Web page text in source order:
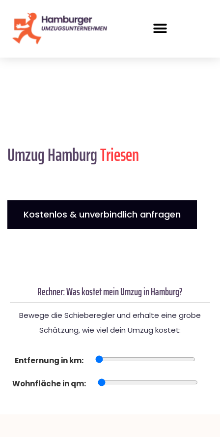
Umzug HamburgTriesen
Kostenlos & unverbindlich anfragen
Rechner: Was kostet mein Umzug in Hamburg?
Bewege die Schieberegler und erhalte eine grobe
Schätzung, wie viel dein Umzug kostet:
Entfernung in km:
Wohnfläche in qm: